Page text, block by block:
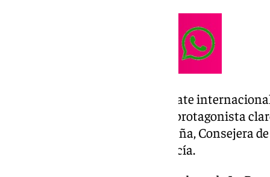
“El Mundial va a ser un escaparate
y queremos que Málaga sea un protagonista
irrepetible”, decía Carolina España, Consejera
Europeos de la Junta de Andalucía.